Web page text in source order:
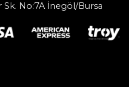
Sk. No:7A İnegöl/Bursa